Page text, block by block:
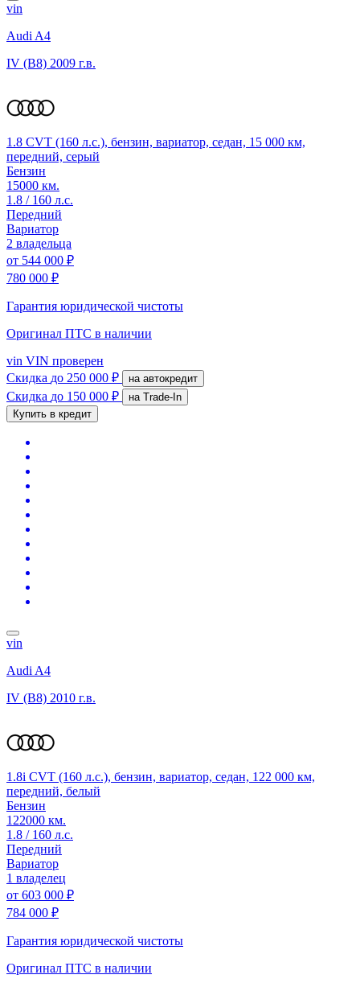
vin
Audi A4
IV (B8) 2009 г.в.
1.8 CVT (160 л.с.), бензин, вариатор, седан, 15 000 км,
передний, серый
Бензин
15000 км.
1.8 / 160 л.с.
Передний
Вариатор
2 владельца
от 544 000 ₽
780 000 ₽
Гарантия юридической чистоты
Оригинал ПТС в наличии
vin VIN проверен
Скидка до 250 000 ₽ на автокредит
Скидка до 150 000 ₽
на Trade-In
Купить в кредит
vin
Audi A4
IV (B8) 2010 г.в.
1.8i CVT (160 л.с.), бензин, вариатор, седан, 122 000 км,
передний, белый
Бензин
122000 км.
1.8 / 160 л.с.
Передний
Вариатор
1 владелец
от 603 000 ₽
784 000 ₽
Гарантия юридической чистоты
Оригинал ПТС в наличии